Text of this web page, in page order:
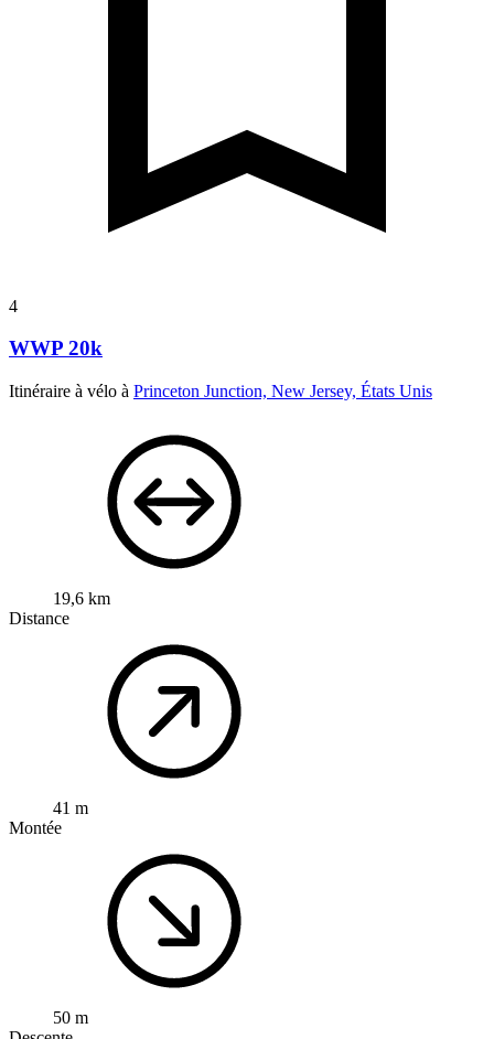
4
WWP 20k
Itinéraire à vélo à Princeton Junction, New Jersey, États Unis
19,6 km
Distance
41 m
Montée
50 m